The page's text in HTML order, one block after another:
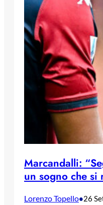
Marcandalli:
un sogno che si
Lorenzo Topello•26